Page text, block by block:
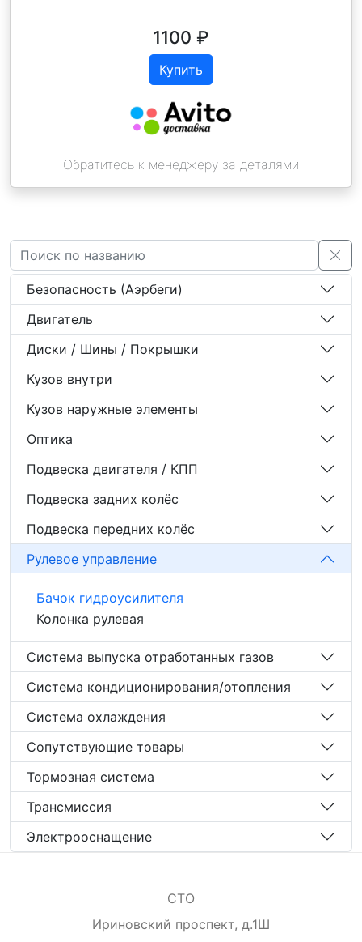
1100 ₽
Купить
Обратитесь к менеджеру за деталями
Безопасность (Аэрбеги)
Двигатель
Диски / Шины / Покрышки
Кузов внутри
Кузов наружные элементы
Оптика
Подвеска двигателя / КПП
Подвеска задних колёс
Подвеска передних колёс
Рулевое управление
Бачок гидроусилителя
Колонка рулевая
Система выпуска отработанных газов
Система кондиционирования/отопления
Система охлаждения
Сопутствующие товары
Тормозная система
Трансмиссия
Электрооснащение
СТО
Ириновский проспект, д.1Ш